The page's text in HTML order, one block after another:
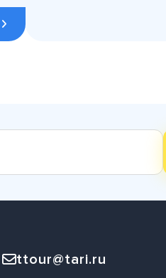
ttour@tari.ru